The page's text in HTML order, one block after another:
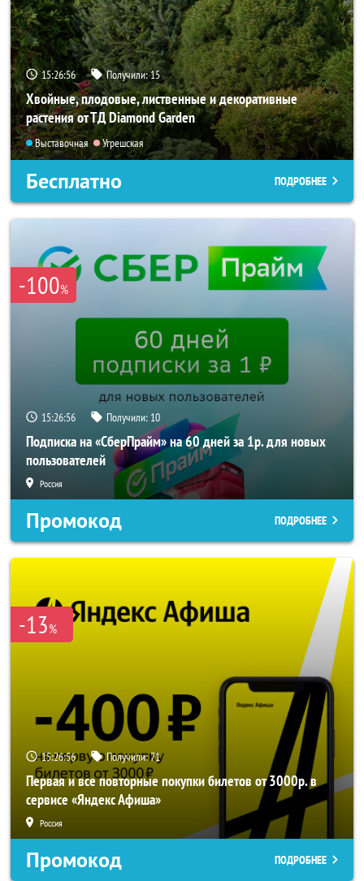
15:26:55 Получили:15
Хвойные, плодовые, лиственные и декоративные
растения от ТД Diamond Garden
Выставочная Угрешская
Бесплатно ПОДРОБНЕЕ
-100%
15:26:55 Получили: 10
Подписка на «СберПрайм» на 60 дней за 1р. для новых
пользователей
Россия
Промокод ПОДРОБНЕЕ
-13%
15:26:55 Получили:71
Первая и все повторные покупки билетов от 3000р. в
сервисе «Яндекс Афиша»
Россия
Промокод ПОДРОБНЕЕ